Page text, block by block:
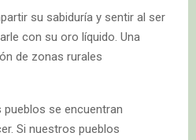
su sabiduría y sentir al ser
con su oro líquido. Una
de zonas rurales
pueblos se encuentran
Si nuestros pueblos